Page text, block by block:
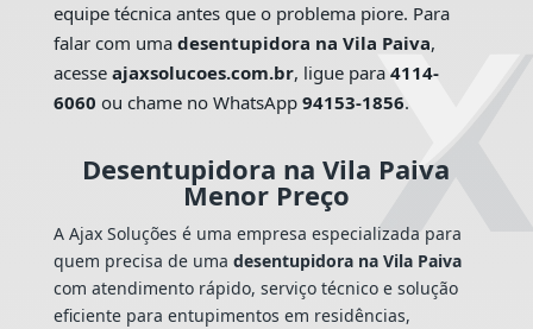
equipe técnica antes que o problema piore. Para
falar com uma desentupidora na Vila Paiva,
acesse ajaxsolucoes.com.br, ligue para 4114-
6060 ou chame no WhatsApp 94153-1856.
Desentupidora na Vila Paiva
Menor Preço
A Ajax Soluções é uma empresa especializada para
quem precisa de uma desentupidora na Vila Paiva
com atendimento rápido, serviço técnico e solução
eficiente para entupimentos em residências,